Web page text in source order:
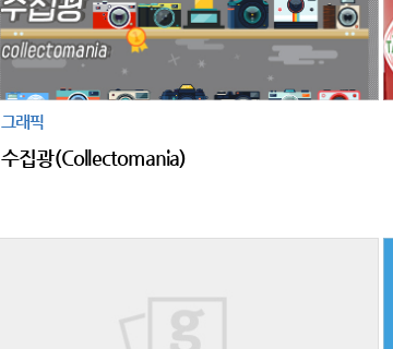
그래픽
수집광(Collectomania)